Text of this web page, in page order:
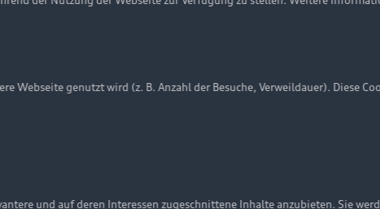
Cookie-Einstellungen Cookie-Richtlinie
Fahrzeug bei allen Abbildungen auf dieser Webseite kann
Webseite genutzt wird (z. B. Anzahl der Besuche, Verweildauer). Diese
und auf deren Interessen zugeschnittene Inhalte anzubieten. Sie